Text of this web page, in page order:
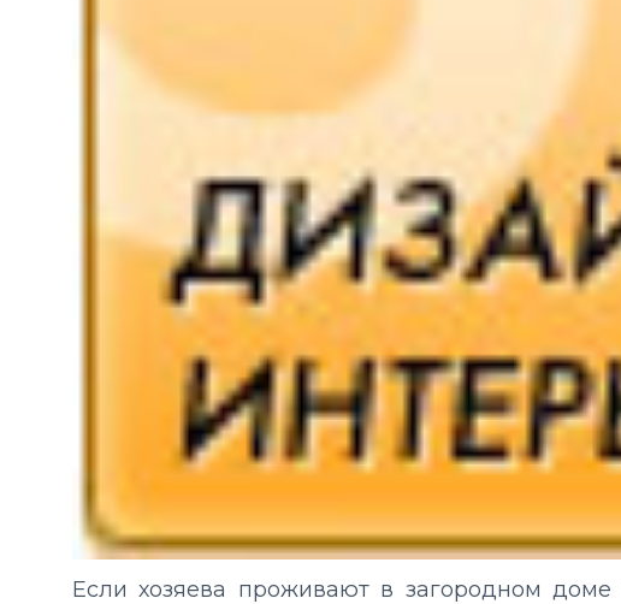
Если хозяева проживают в загородном